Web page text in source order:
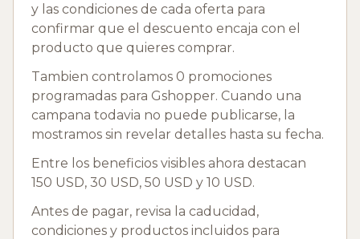
y las condiciones de cada oferta para
confirmar que el descuento encaja con el
producto que quieres comprar.
Tambien controlamos 0 promociones
programadas para Gshopper. Cuando una
campana todavia no puede publicarse, la
mostramos sin revelar detalles hasta su fecha.
Entre los beneficios visibles ahora destacan
150 USD, 30 USD, 50 USD y 10 USD.
Antes de pagar, revisa la caducidad,
condiciones y productos incluidos para